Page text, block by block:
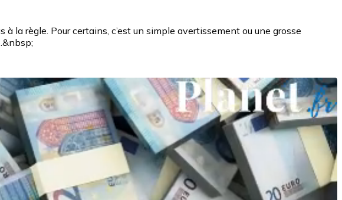
la règle. Pour certains, c’est un simple avertissement ou une grosse